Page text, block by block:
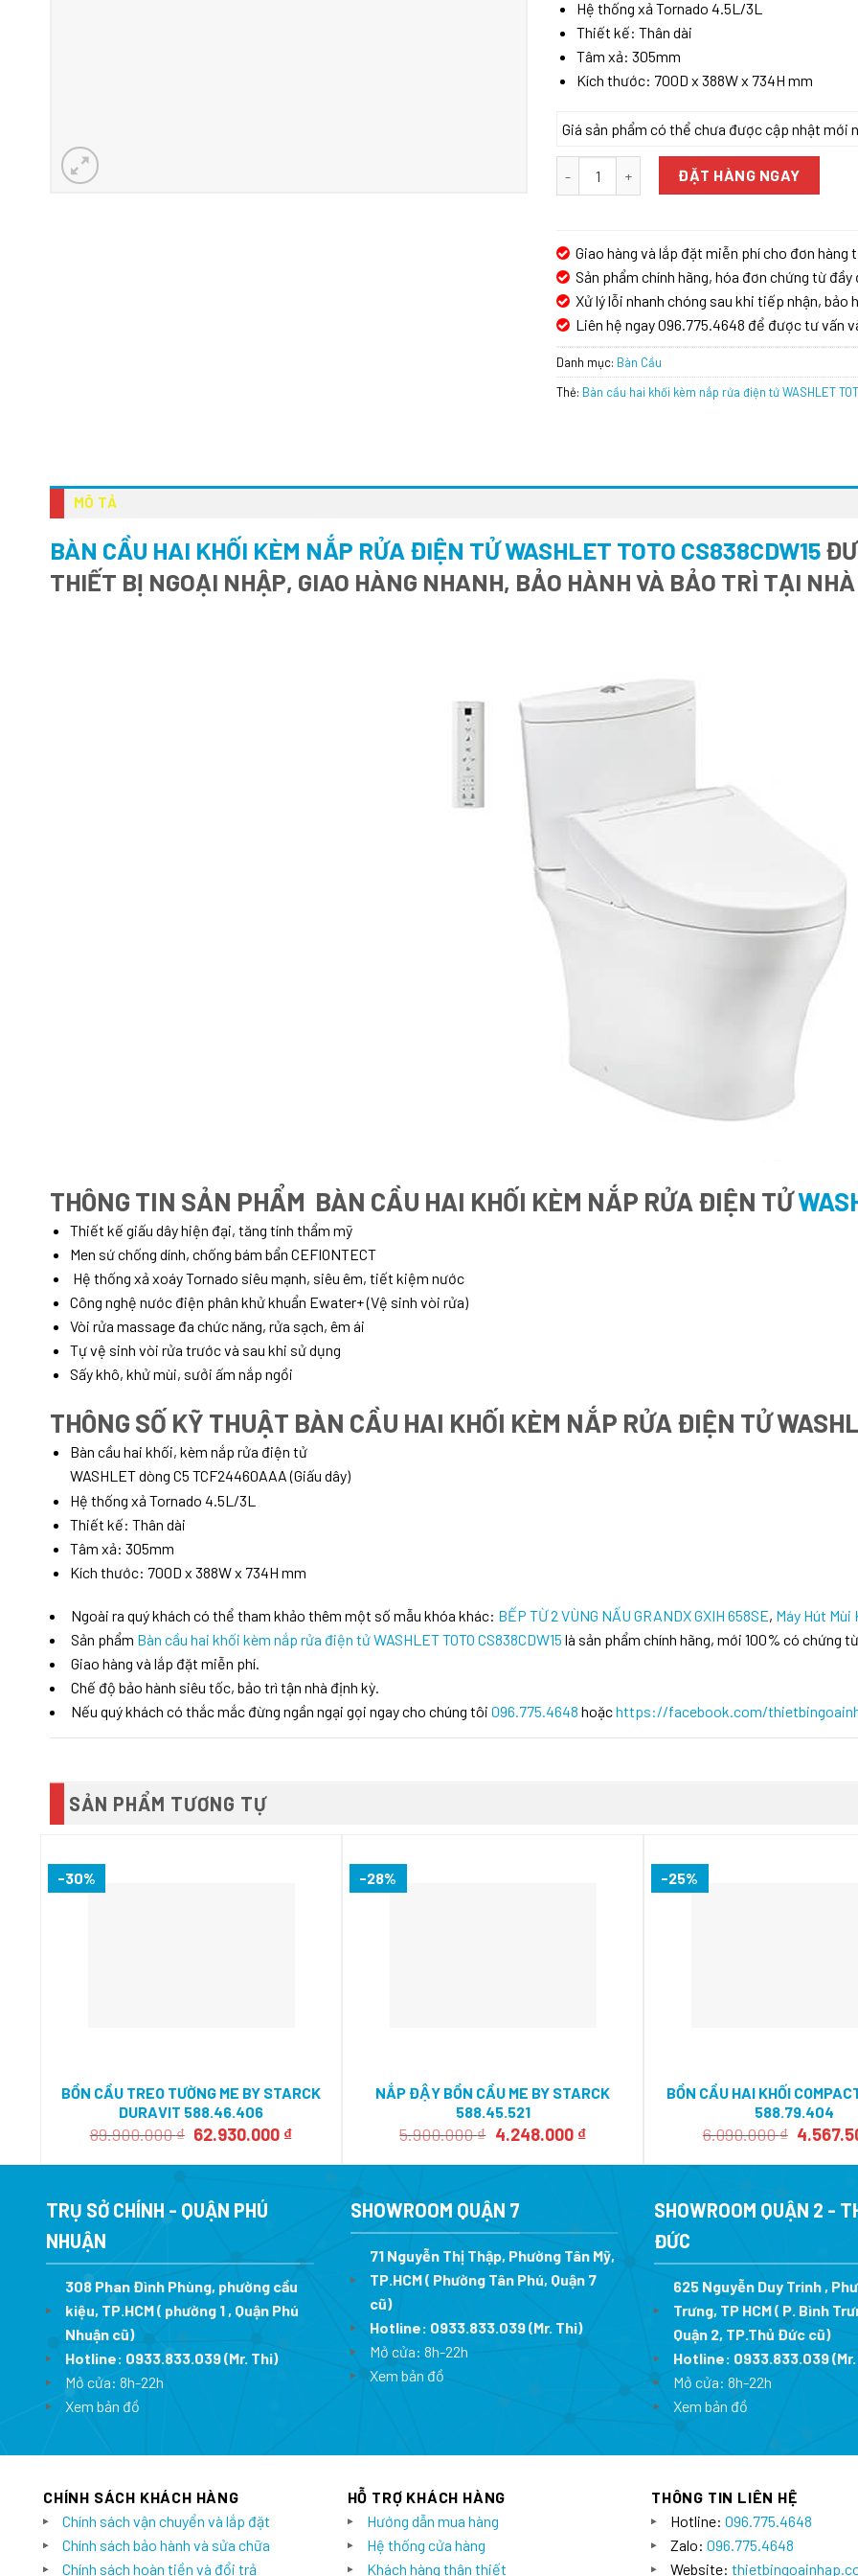
Hệ thống xả Tornado 4.5L/3L
Thiết kế: Thân dài
Tâm xả: 305mm
Kích thước: 700D x 388W x 734H mm
Giá sản phẩm có thể chưa được cập nhật mới
Bàn cầu hai khối kèm nắp rửa điện tử WASHLET
ĐẶT HÀNG NGAY
Giao hàng và lắp đặt miễn phí cho đơn hàng
Sản phẩm chính hãng, hóa đơn chứng từ đầy
Xử lý lỗi nhanh chóng sau khi tiếp nhận, bảo
Liên hệ ngay 096.775.4648 để được tư vấn
Danh mục: Bàn Cầu
Thẻ: Bàn cầu hai khối kèm nắp rửa điện tử WASHLET
MÔ TẢ
BÀN CẦU HAI KHỐI KÈM NẮP RỬA ĐIỆN TỬ WASHLET TOTO CS838CDW15
THIẾT BỊ NGOẠI NHẬP, GIAO HÀNG NHANH, BẢO HÀNH VÀ BẢO TRÌ TẠI
THÔNG TIN SẢN PHẨM BÀN CẦU HAI KHỐI KÈM NẮP RỬA ĐIỆN TỬ
Thiết kế giấu dây hiện đại, tăng tính thẩm mỹ
Men sứ chống dính, chống bám bẩn CEFIONTECT
Hệ thống xả xoáy Tornado siêu mạnh, siêu êm, tiết kiệm nước
Công nghệ nước điện phân khử khuẩn Ewater+ (Vệ sinh vòi rửa)
Vòi rửa massage đa chức năng, rửa sạch, êm ái
Tự vệ sinh vòi rửa trước và sau khi sử dụng
Sấy khô, khử mùi, sưởi ấm nắp ngồi
THÔNG SỐ KỸ THUẬT BÀN CẦU HAI KHỐI KÈM NẮP RỬA ĐIỆN TỬ
Bàn cầu hai khối, kèm nắp rửa điện tử
WASHLET dòng C5 TCF24460AAA (Giấu dây)
Hệ thống xả Tornado 4.5L/3L
Thiết kế: Thân dài
Tâm xả: 305mm
Kích thước: 700D x 388W x 734H mm
Ngoài ra quý khách có thể tham khảo thêm một số mẫu khóa khác: BẾP TỪ 2 VÙNG NẤU GRANDX GXIH 658SE, Máy Hút Mùi
Sản phẩm Bàn cầu hai khối kèm nắp rửa điện tử WASHLET TOTO CS838CDW15 là sản phẩm chính hãng, mới 100% có chứng
Giao hàng và lắp đặt miễn phí.
Chế độ bảo hành siêu tốc, bảo trì tận nhà định kỳ.
Nếu quý khách có thắc mắc đừng ngần ngại gọi ngay cho chúng tôi 096.775.4648 hoặchttps://facebook.com/
SẢN PHẨM TƯƠNG TỰ
-30%
BỒN CẦU TREO TƯỜNG ME BY STARCK
DURAVIT 588.46.406
89.900.000₫ Giá
là:
62.930.000 ₫Giá
tại
62.930.000 ₫.
-28%
NẮP ĐẬY BỒN CẦU ME BY STARCK
588.45.521
5.900.000₫ Giá
là:
4.248.000 ₫Giá
tại
4.248.000 ₫.
-25%
BỒN CẦU HAI KHỐI
588.79.404
6.090.000₫ Giá
là:
TRỤ SỞ CHÍNH - QUẬN PHÚ
NHUẬN
308 Phan Đình Phùng, phường cầu
kiệu, TP.HCM ( phường 1 , Quận Phú
Nhuận cũ)
Hotline: 0933.833.039(Mr. Thi)
Mở cửa: 8h-22h
Xem bản đồ
SHOWROOM QUẬN 7
71 Nguyễn Thị Thập, Phường Tân Mỹ,
TP.HCM ( Phường Tân Phú, Quận 7
cũ)
Hotline: 0933.833.039(Mr. Thi)
Mở cửa: 8h-22h
Xem bản đồ
SHOWROOM QUẬN 2 -
ĐỨC
625 Nguyễn Duy Trinh ,
Trưng, TP HCM ( P. Bình
Quận 2, TP.Thủ Đức cũ)
Hotline: 0933.833.039
Mở cửa: 8h-22h
Xem bản đồ
CHÍNH SÁCH KHÁCH HÀNG
Chính sách vận chuyển và lắp đặt
Chính sách bảo hành và sửa chữa
Chính sách hoàn tiền và đổi trả
HỖ TRỢ KHÁCH HÀNG
Hướng dẫn mua hàng
Hệ thống cửa hàng
Khách hàng thân thiết
THÔNG TIN LIÊN HỆ
Hotline: 096.775.4648
Zalo: 096.775.4648
Website: